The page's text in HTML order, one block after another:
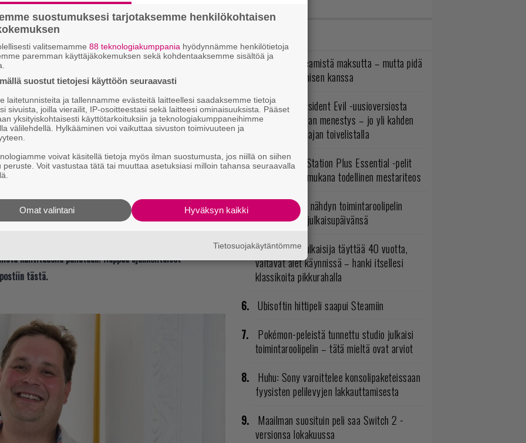
Song tullaan perumaan ja siinä samassa
Games lakkautetaan.
rahat takaisin.
kahvitauolla puhutaan! Nappaa ajankohtaiset
tästä.
Loistopeli Steamistä maksutta – mutta pidä
kiirettä lataamisen kanssa
Tulevasta Resident Evil -uusioversiosta
näyttäisi tulevan menestys – jo yli kahden
miljoonan pelaajan toivelistalla
Elokuun PlayStation Plus Essential -pelit
ilmestyivät – mukana todellinen mestariteos
Vuonna 2018 nähdyn toimintaroolipelin
jatko-osa sai julkaisupäivänsä
Rakastettu julkaisija täyttää 40 vuotta,
valtavat alet käynnissä – hanki itsellesi
klassikoita pikkurahalla
Ubisoftin hittipeli saapui Steamiin
Pokémon-peleistä tunnettu studio julkaisi
toimintaroolipelin – tätä mieltä ovat arviot
Huhu: Sony varoittelee konsolipaketeissaan
fyysisten pelilevyjen lakkauttamisesta
Maailman suosituin peli saa Switch 2 -
versionsa lokakuussa
suostumuksesi tarjotaksemme henkilökohtaisen
valitsemamme 88 teknologiakumppania hyödynnämme henkilötietoja
paremman käyttäjäkokemuksen sekä kohdentaaksemme sisältöä ja
suostut tietojesi käyttöön seuraavasti
laitetunnisteita ja tallennamme evästeitä laitteellesi saadaksemme tietoja
sivuista, joilla vierailit, IP-osoitteestasi sekä laitteesi ominaisuuksista. Pääset
yksityiskohtaisesti käyttötarkoituksiin ja teknologiakumppaneihimme
välilehdellä. Hylkääminen voi vaikuttaa sivuston toimivuuteen ja
voivat käsitellä tietoja myös ilman suostumusta, jos niillä on siihen
peruste. Voit vastustaa tätä tai muuttaa asetuksiasi milloin tahansa seuraavalla
Hyväksyn kaikki
Omat valintani
Tietosuojakäytäntömme